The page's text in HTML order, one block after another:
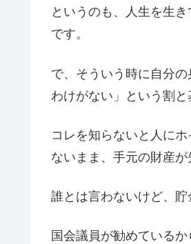
というのも、人生を生
です。
で、そういう時に自分
わけがない」という割
コレを知らないと人に
ないまま、手元の財産が
誰とは言わないけど、
国会議員が勧めている